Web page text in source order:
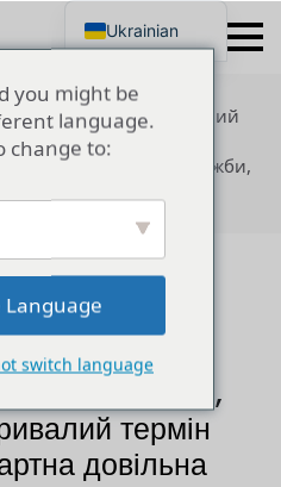
індивідуальний
конденсатор, мала
тривалий термін служби,
ємність
самоіндукція,
термін
довільна
you might be
language.
change to:
Language
switch language
Ukrainian
Japanese
Korean
Portuguese
French
Spanish
Russian
Polish
Turkish